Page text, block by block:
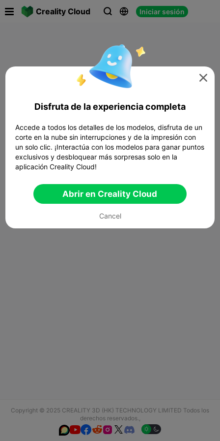
Creality Cloud   Iniciar sesión
Copyright © 2025 CREALITY 3D (HK) TECHNOLOGY LIMITED Todos los
derechos reservados.,
  

Disfruta de la experiencia completa
Accede a todos los detalles de los modelos, disfruta de un
corte en la nube sin interrupciones y de la impresión con
un solo clic. ¡Interactúa con los modelos para ganar puntos
exclusivos y desbloquear más sorpresas solo en la
aplicación Creality Cloud!
Abrir en Creality Cloud
Cancel